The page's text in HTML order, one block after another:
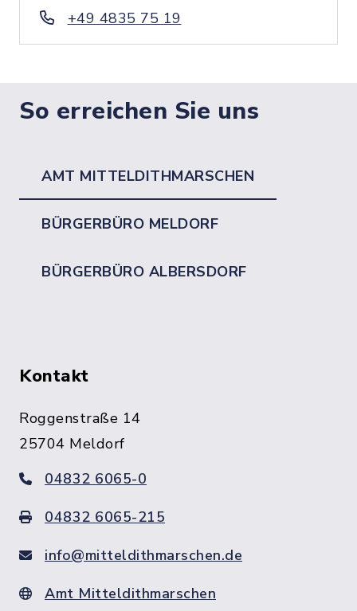
+49 4835 75 19
So erreichen Sie uns
AMT MITTELDITHMARSCHEN
BÜRGERBÜRO MELDORF
BÜRGERBÜRO ALBERSDORF
Kontakt
Roggenstraße 14
25704 Meldorf
04832 6065-0
04832 6065-215
info@mitteldithmarschen.de
Amt Mitteldithmarschen